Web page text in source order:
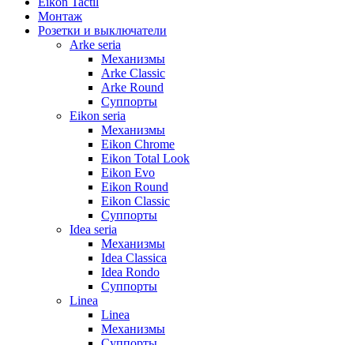
Монтаж
Розетки и выключатели
Arke seria
Механизмы
Arke Classic
Arke Round
Суппорты
Eikon seria
Механизмы
Eikon Chrome
Eikon Total Look
Eikon Evo
Eikon Round
Eikon Classic
Суппорты
Idea seria
Механизмы
Idea Classica
Idea Rondo
Суппорты
Linea
Linea
Механизмы